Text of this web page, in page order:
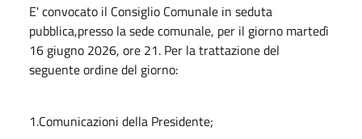
E' convocato il Consiglio Comunale in seduta
pubblica,presso la sede comunale, per il giorno martedì
16 giugno 2026, ore 21. Per la trattazione del
seguente ordine del giorno:
1.Comunicazioni della Presidente;